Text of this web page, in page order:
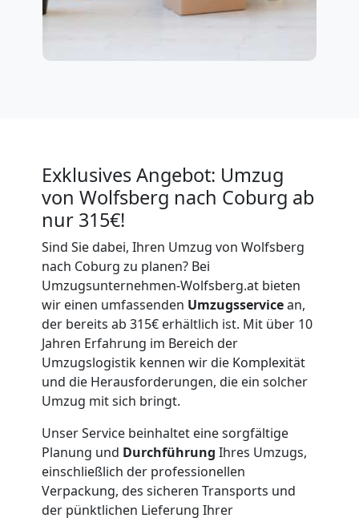
Exklusives Angebot: Umzug
von Wolfsberg nach Coburg ab
nur 315€!
Sind Sie dabei, Ihren Umzug von Wolfsberg
nach Coburg zu planen? Bei
Umzugsunternehmen-Wolfsberg.at bieten
wir einen umfassenden Umzugsservicean,
der bereits ab 315€ erhältlich ist. Mit über 10
Jahren Erfahrung im Bereich der
Umzugslogistik kennen wir die Komplexität
und die Herausforderungen, die ein solcher
Umzug mit sich bringt.
Unser Service beinhaltet eine sorgfältige
Planung und Durchführung Ihres Umzugs,
einschließlich der professionellen
Verpackung, des sicheren Transports und
der pünktlichen Lieferung Ihrer